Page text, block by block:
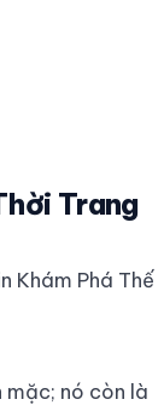
Trang
mặc; nó còn là